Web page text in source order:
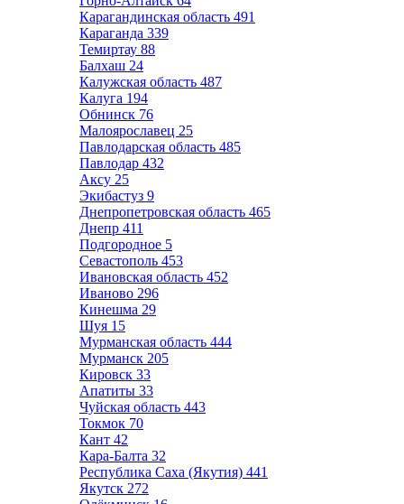
Карагандинская область 491
Караганда 339
Темиртау 88
Балхаш 24
Калужская область 487
Калуга 194
Обнинск 76
Малоярославец 25
Павлодарская область 485
Павлодар 432
Аксу 25
Экибастуз 9
Днепропетровская область 465
Днепр 411
Подгородное 5
Севастополь 453
Ивановская область 452
Иваново 296
Кинешма 29
Шуя 15
Мурманская область 444
Мурманск 205
Кировск 33
Апатиты 33
Чуйская область 443
Токмок 70
Кант 42
Кара-Балта 32
Республика Саха (Якутия) 441
Якутск 272